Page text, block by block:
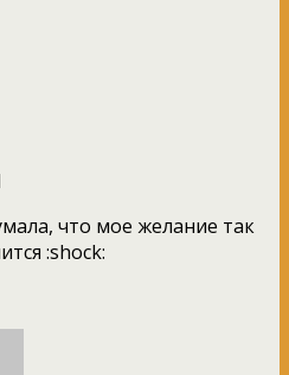
что мое желание так
:shock: